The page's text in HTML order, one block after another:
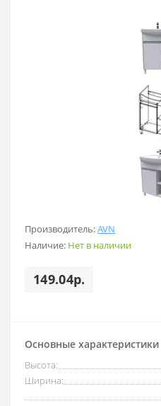
Производитель:AVN
Наличие: Нет в наличии
149.04р.
Основные характеристики
Высота:
Ширина: